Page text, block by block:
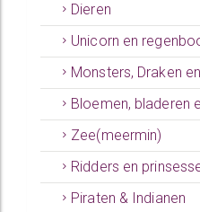
Dieren
Unicorn en
Monsters, Draken
Bloemen, bladeren
Zee(meermin)
Ridders en
Piraten & Indianen